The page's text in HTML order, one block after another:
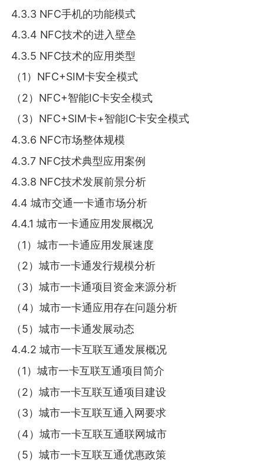
4.3.3 NFC手机的功能模式
4.3.4 NFC技术的进入壁垒
4.3.5 NFC技术的应用类型
（1）NFC+SIM卡安全模式
（2）NFC+智能IC卡安全模式
（3）NFC+SIM卡+智能IC卡安全模式
4.3.6 NFC市场整体规模
4.3.7 NFC技术典型应用案例
4.3.8 NFC技术发展前景分析
4.4 城市交通一卡通市场分析
4.4.1 城市一卡通应用发展概况
（1）城市一卡通应用发展速度
（2）城市一卡通发行规模分析
（3）城市一卡通项目资金来源分析
（4）城市一卡通应用存在问题分析
（5）城市一卡通发展动态
4.4.2 城市一卡互联互通发展概况
（1）城市一卡互联互通项目简介
（2）城市一卡互联互通项目建设
（3）城市一卡互联互通入网要求
（4）城市一卡互联互通联网城市
（5）城市一卡互联互通优惠政策